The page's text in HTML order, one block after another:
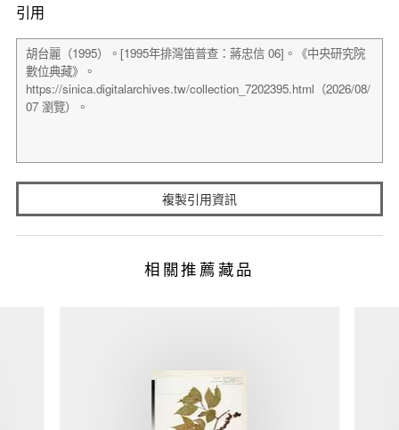
引用
複製引用資訊
相關推薦藏品